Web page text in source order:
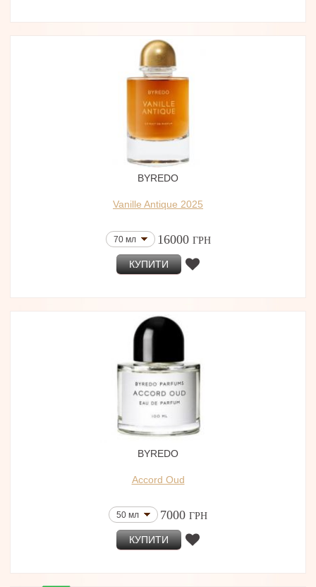
BYREDO
Vanille Antique 2025
70 мл 16000 ГРН
КУПИТИ
BYREDO
Accord Oud
50 мл 7000 ГРН
КУПИТИ